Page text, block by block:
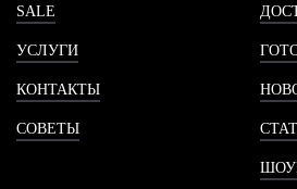
SALE
УСЛУГИ
КОНТАКТЫ
СОВЕТЫ